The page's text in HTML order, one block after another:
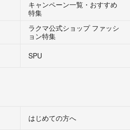
キャンペーン一覧・おすすめ
特集
ラクマ公式ショップ ファッシ
ョン特集
SPU
はじめての方へ